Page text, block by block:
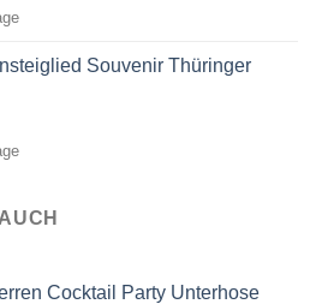
Souvenir Thüringer
Cocktail Party Unterhose